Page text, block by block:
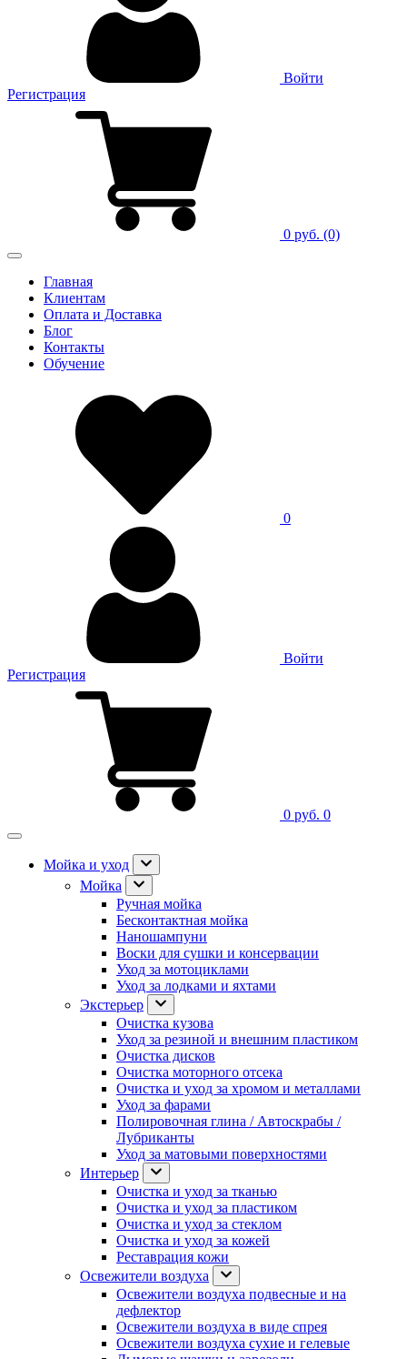
Войти
Регистрация
0 руб. (0)
Главная
Клиентам
Оплата и Доставка
Блог
Контакты
Обучение
0
Войти
Регистрация
0 руб. 0
Мойка и уход
Мойка
Ручная мойка
Бесконтактная мойка
Наношампуни
Воски для сушки и консервации
Уход за мотоциклами
Уход за лодками и яхтами
Экстерьер
Очистка кузова
Уход за резиной и внешним пластиком
Очистка дисков
Очистка моторного отсека
Очистка и уход за хромом и металлами
Уход за фарами
Полировочная глина / Автоскрабы /
Лубриканты
Уход за матовыми поверхностями
Интерьер
Очистка и уход за тканью
Очистка и уход за пластиком
Очистка и уход за стеклом
Очистка и уход за кожей
Реставрация кожи
Освежители воздуха
Освежители воздуха подвесные и на
дефлектор
Освежители воздуха в виде спрея
Освежители воздуха сухие и гелевые